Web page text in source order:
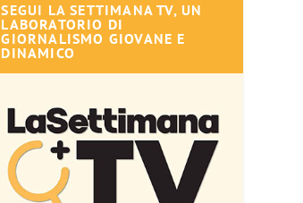
SEGUI LA SETTIMANA TV, UN
LABORATORIO DI
GIORNALISMO GIOVANE E
DINAMICO